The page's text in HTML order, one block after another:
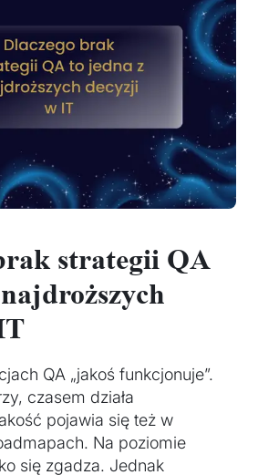
strategii QA
QA „jakoś funkcjonuje”.
czasem działa
pojawia się też w
Na poziomie
się zgadza. Jednak